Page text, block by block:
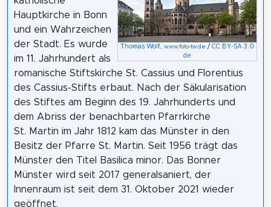
Thomas Wolf ,www.foto-tw.de /CC BY-SA 3.0
de
Hauptkirche in Bonn
und ein Wahrzeichen
der Stadt. Es wurde
im 11. Jahrhundert als
romanische Stiftskirche St. Cassius und Florentius
des Cassius-Stifts erbaut. Nach der Säkularisation
des Stiftes am Beginn des 19. Jahrhunderts und
dem Abriss der benachbarten Pfarrkirche
St. Martin im Jahr 1812 kam das Münster in den
Besitz der Pfarre St. Martin. Seit 1956 trägt das
Münster den Titel Basilica minor. Das Bonner
Münster wird seit 2017 generalsaniert, der
Innenraum ist seit dem 31. Oktober 2021 wieder
geöffnet.